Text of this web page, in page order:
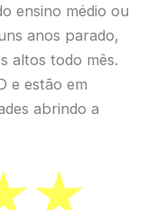
ensino médio ou
anos parado,
altos todo mês.
e estão em
abrindo a